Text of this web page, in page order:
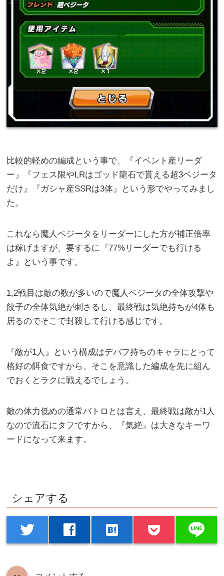
比較的軽めの編成という事で、『イベント産リーダ
ー』『フェス限やLRはゴッド龍石で貰える超3ベジータ
だけ』『ガシャ産SSRは3体』という形でやってみまし
た。
これなら魔人ベジータをリーダーにした方が補正倍率
は稼げますが、要するに『77%リーダーでも行ける
よ』という事です。
1,2戦目は敵の数が多いので魔人ベジータの全体攻撃や
餃子の全体気絶が刺さるし、最終戦は気絶持ちが4体も
居るのでそこで封殺して行ける感じです。
『敵が1人』という構成はデバフ持ちのキャラにとって
格好の餌食ですから、そこを意識した編成を先に組ん
でおくとラクに戦えるでしょう。
敵の体力低めの通常バトロとは言え、最終戦は敵が1人
なので流石にタフですから、『気絶』は大きなキーワ
ードになって来ます。
シェアする
twitter facebook hatenabookmark line